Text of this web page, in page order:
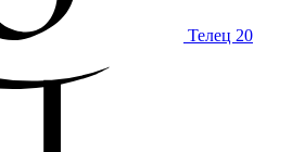
Телец 20